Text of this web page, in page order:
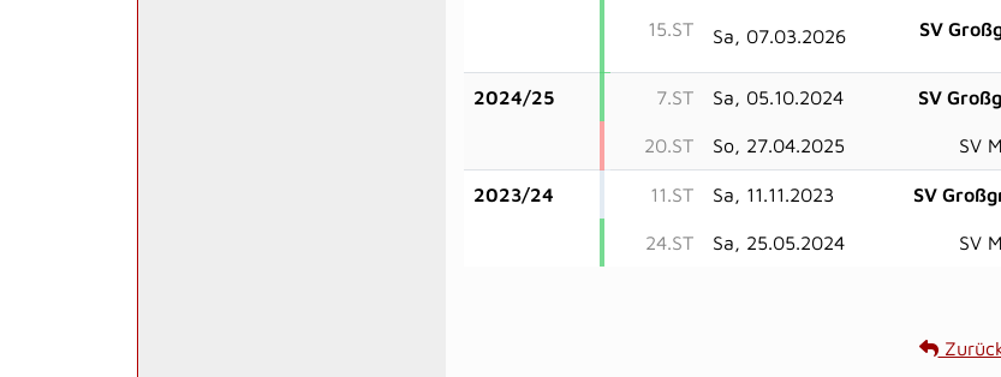
15.ST Sa, 07.03.2026 SV
2024/25 7.ST Sa, 05.10.2024 SV
20.ST So, 27.04.2025 SV
2023/24 11.ST Sa, 11.11.2023 SV
24.ST Sa, 25.05.2024 SV